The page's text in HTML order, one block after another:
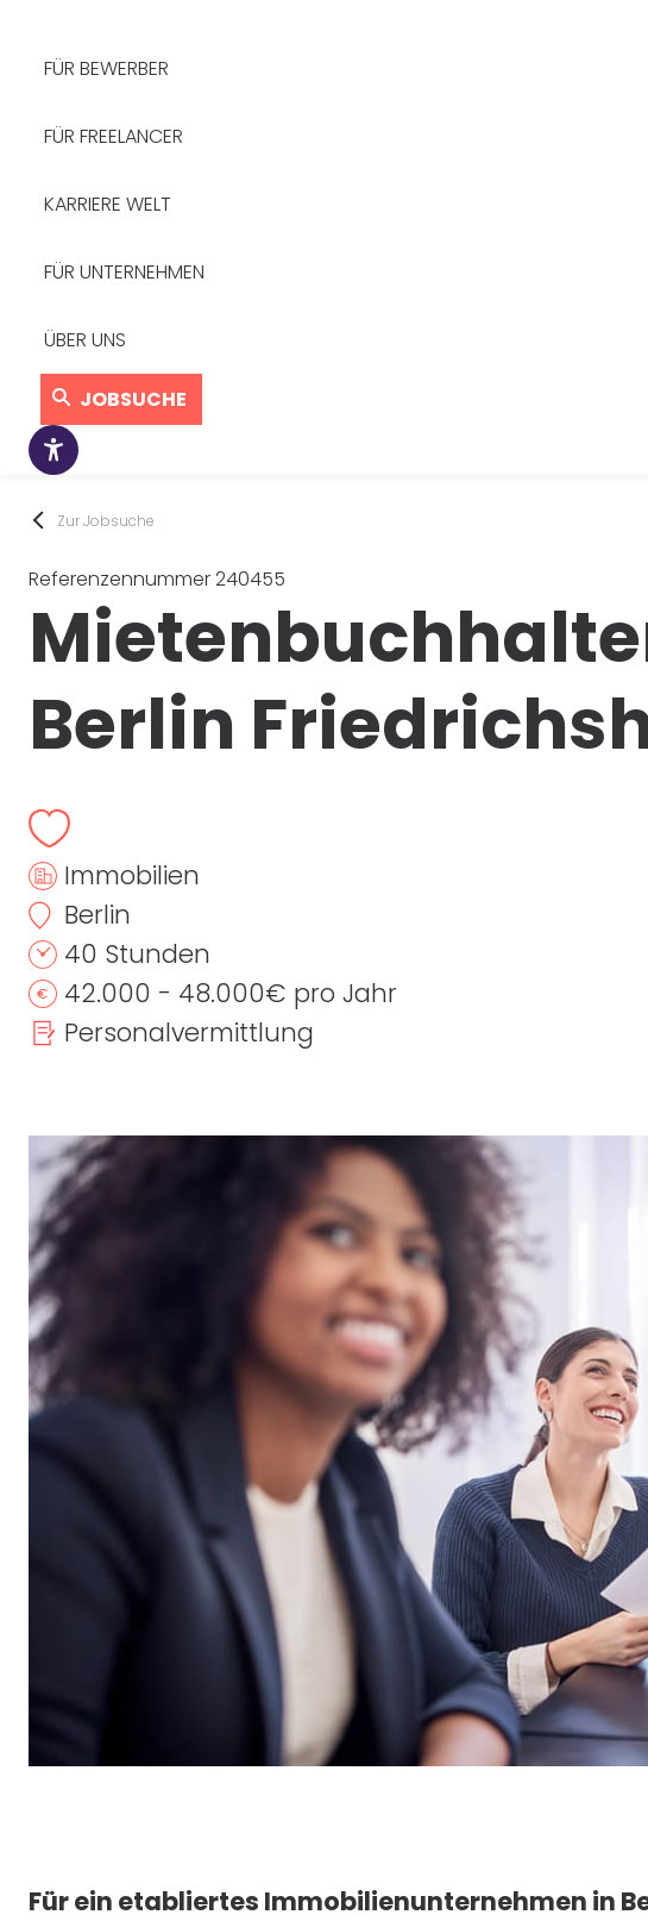
FÜR BEWERBER
FÜR FREELANCER
KARRIERE WELT
FÜR UNTERNEHMEN
ÜBER UNS
JOBSUCHE
Zur Jobsuche
Referenzennummer 240455
Berlin
Immobilien
Berlin
40 Stunden
42.000 - 48.000€ pro Jahr
Personalvermittlung
Für ein etabliertes Immobilienunternehmen in